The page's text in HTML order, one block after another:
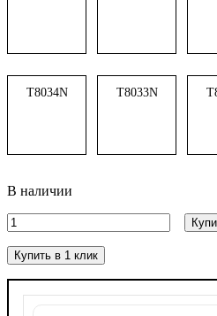
T8034N T8033N
В наличии
Купить в 1 клик